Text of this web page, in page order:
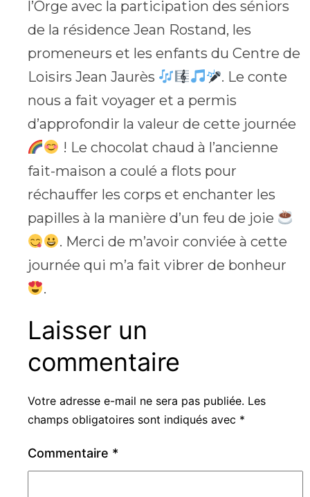
l’Orge avec la participation des séniors
de la résidence Jean Rostand, les
promeneurs et les enfants du Centre de
Loisirs Jean Jaurès
. Le conte
nous a fait voyager et a permis
d’approfondir la valeur de cette journée
! Le chocolat chaud à l’ancienne
fait-maison a coulé a flots pour
réchauffer les corps et enchanter les
papilles à la manière d’un feu de joie
. Merci de m’avoir conviée à cette
journée qui m’a fait vibrer de bonheur
.
Laisser un
commentaire
Votre adresse e-mail ne sera pas publiée. Les
champs obligatoires sont indiqués avec *
Commentaire *